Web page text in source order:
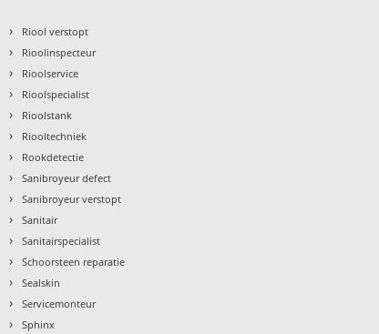
› Riool verstopt
› Rioolinspecteur
› Rioolservice
› Rioolspecialist
› Rioolstank
› Riooltechniek
› Rookdetectie
› Sanibroyeur defect
› Sanibroyeur verstopt
› Sanitair
› Sanitairspecialist
› Schoorsteen reparatie
› Sealskin
› Servicemonteur
› Sphinx